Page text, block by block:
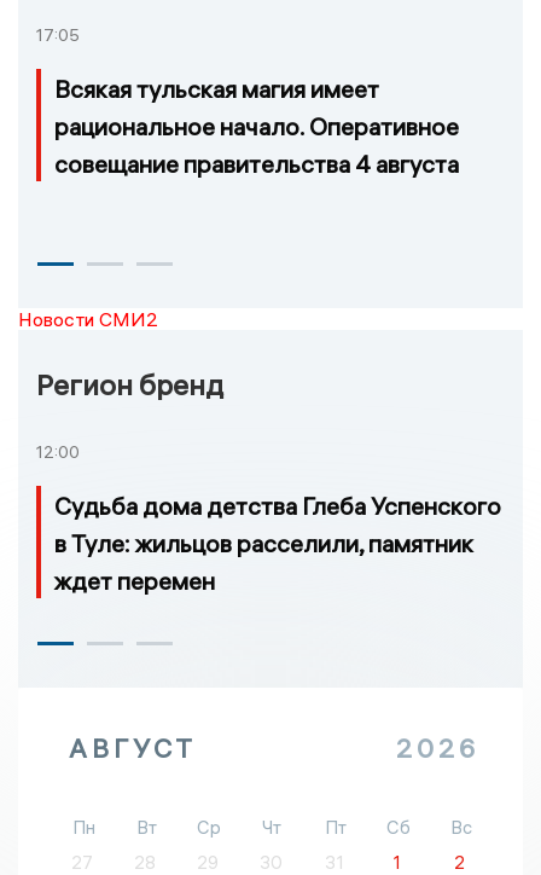
17:05
Всякая тульская магия имеет
рациональное начало. Оперативное
совещание правительства 4 августа
Новости СМИ2
Регион бренд
12:00
Судьба дома детства Глеба Успенского
в Туле: жильцов расселили, памятник
ждет перемен
АВГУСТ 2026
Пн Вт Ср Чт Пт Сб
Вс
27
28 29 30 31 1
2